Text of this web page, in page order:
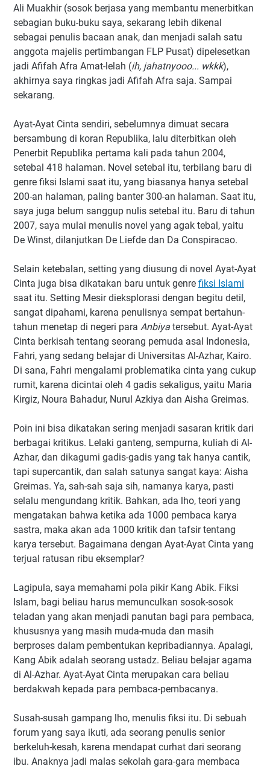
Ali Muakhir (sosok berjasa yang membantu menerbitkan
sebagian buku-buku saya, sekarang lebih dikenal
sebagai penulis bacaan anak, dan menjadi salah satu
anggota majelis pertimbangan FLP Pusat) dipelesetkan
jadi Afifah Afra Amat-lelah (ih, jahatnyooo... wkkk),
akhirnya saya ringkas jadi Afifah Afra saja. Sampai
sekarang.
Ayat-Ayat Cinta sendiri, sebelumnya dimuat secara
bersambung di koran Republika, lalu diterbitkan oleh
Penerbit Republika pertama kali pada tahun 2004,
setebal 418 halaman. Novel setebal itu, terbilang baru di
genre fiksi Islami saat itu, yang biasanya hanya setebal
200-an halaman, paling banter 300-an halaman. Saat itu,
saya juga belum sanggup nulis setebal itu. Baru di tahun
2007, saya mulai menulis novel yang agak tebal, yaitu
De Winst, dilanjutkan De Liefde dan Da Conspiracao.
Selain ketebalan, setting yang diusung di novel Ayat-Ayat
Cinta juga bisa dikatakan baru untuk genre fiksi Islami
saat itu. Setting Mesir dieksplorasi dengan begitu detil,
sangat dipahami, karena penulisnya sempat bertahun-
tahun menetap di negeri para Anbiya tersebut. Ayat-Ayat
Cinta berkisah tentang seorang pemuda asal Indonesia,
Fahri, yang sedang belajar di Universitas Al-Azhar, Kairo.
Di sana, Fahri mengalami problematika cinta yang cukup
rumit, karena dicintai oleh 4 gadis sekaligus, yaitu Maria
Kirgiz, Noura Bahadur, Nurul Azkiya dan Aisha Greimas.
Poin ini bisa dikatakan sering menjadi sasaran kritik dari
berbagai kritikus. Lelaki ganteng, sempurna, kuliah di Al-
Azhar, dan dikagumi gadis-gadis yang tak hanya cantik,
tapi supercantik, dan salah satunya sangat kaya: Aisha
Greimas. Ya, sah-sah saja sih, namanya karya, pasti
selalu mengundang kritik. Bahkan, ada lho, teori yang
mengatakan bahwa ketika ada 1000 pembaca karya
sastra, maka akan ada 1000 kritik dan tafsir tentang
karya tersebut. Bagaimana dengan Ayat-Ayat Cinta yang
terjual ratusan ribu eksemplar?
Lagipula, saya memahami pola pikir Kang Abik. Fiksi
Islam, bagi beliau harus memunculkan sosok-sosok
teladan yang akan menjadi panutan bagi para pembaca,
khususnya yang masih muda-muda dan masih
berproses dalam pembentukan kepribadiannya. Apalagi,
Kang Abik adalah seorang ustadz. Beliau belajar agama
di Al-Azhar. Ayat-Ayat Cinta merupakan cara beliau
berdakwah kepada para pembaca-pembacanya.
Susah-susah gampang lho, menulis fiksi itu. Di sebuah
forum yang saya ikuti, ada seorang penulis senior
berkeluh-kesah, karena mendapat curhat dari seorang
ibu. Anaknya jadi malas sekolah gara-gara membaca